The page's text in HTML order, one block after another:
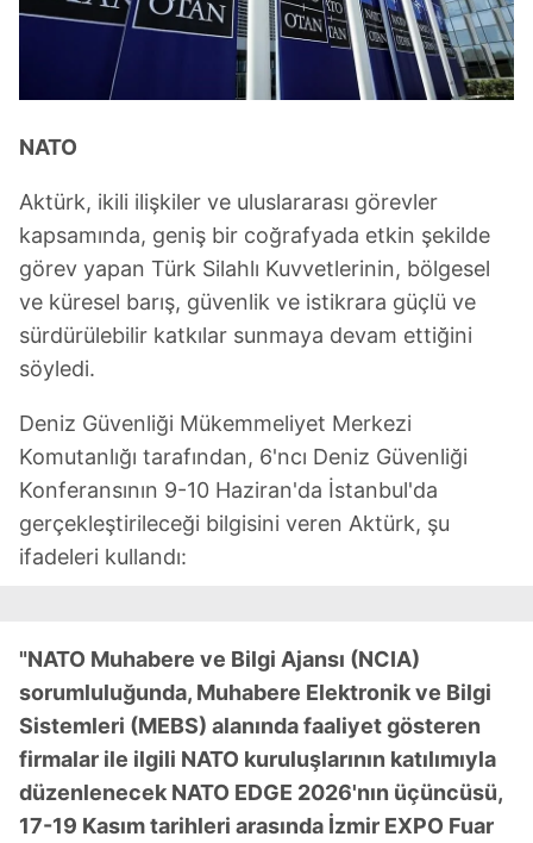
NATO
Aktürk, ikili ilişkiler ve uluslararası görevler
kapsamında, geniş bir coğrafyada etkin şekilde
görev yapan Türk Silahlı Kuvvetlerinin, bölgesel
ve küresel barış, güvenlik ve istikrara güçlü ve
sürdürülebilir katkılar sunmaya devam ettiğini
söyledi.
Deniz Güvenliği Mükemmeliyet Merkezi
Komutanlığı tarafından, 6'ncı Deniz Güvenliği
Konferansının 9-10 Haziran'da İstanbul'da
gerçekleştirileceği bilgisini veren Aktürk, şu
ifadeleri kullandı:
"NATO Muhabere ve Bilgi Ajansı (NCIA)
sorumluluğunda, Muhabere Elektronik ve Bilgi
Sistemleri (MEBS) alanında faaliyet gösteren
firmalar ile ilgili NATO kuruluşlarının katılımıyla
düzenlenecek NATO EDGE 2026'nın üçüncüsü,
17-19 Kasım tarihleri arasında İzmir EXPO Fuar